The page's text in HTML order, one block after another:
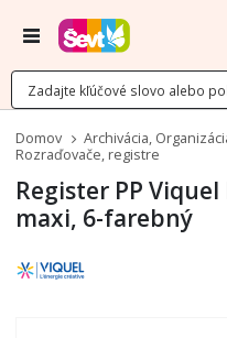
Menu
Domov Archivácia,
Rozraďovače, registre
Register PP
maxi, 6-farebný